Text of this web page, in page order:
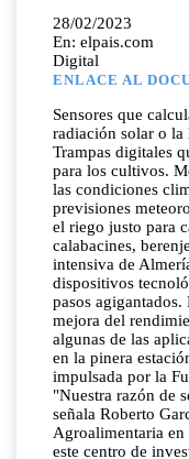
28/02/2023
En: elpais.com
Digital
ENLACE AL
Sensores que
radiación solar o la
Trampas digitales
para los cultivos.
las condiciones
previsiones
el riego justo para
calabacines,
intensiva de
dispositivos
pasos
mejora del
algunas de las
en la pinera
impulsada por la
"Nuestra razón de
señala Roberto
Agroalimentaria en
este centro de